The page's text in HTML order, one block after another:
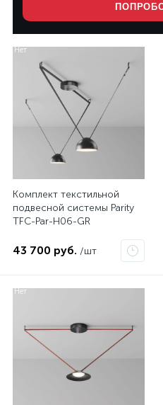
Нет
Комплект текстильной
подвесной системы Parity
TFC-Par-H06-GR
43 700 руб. /шт
Нет